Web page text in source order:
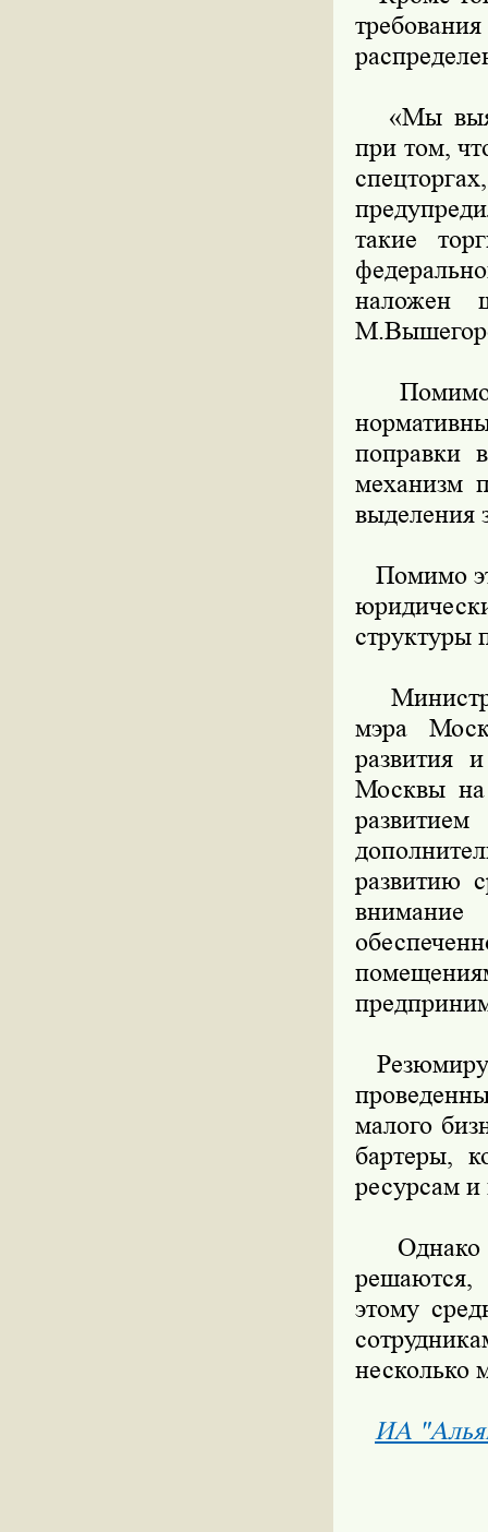
«Мы
при том,
такие
наложен
Помимо
поправки
механизм
выделения
Помимо
Министр
мэра
развития
Москвы на
развитию
малого
бартеры,
ресурсам и
Однако
решаются,
этому
несколько
ИА